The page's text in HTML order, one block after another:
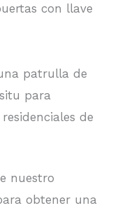
con llave
patrulla de
para
de
nuestro
obtener una